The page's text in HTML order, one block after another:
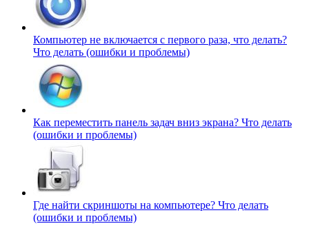
Компьютер не включается с первого раза, что делать?
Что делать (ошибки и проблемы)
Как переместить панель задач вниз экрана? Что делать
(ошибки и проблемы)
Где найти скриншоты на компьютере? Что делать
(ошибки и проблемы)